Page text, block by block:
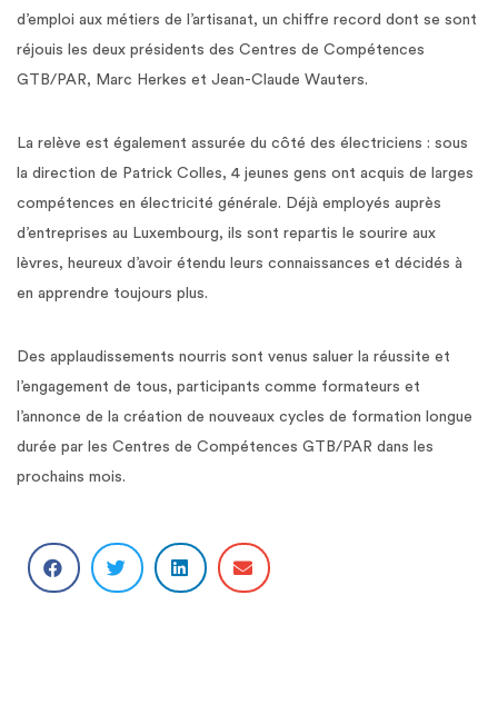
d’emploi aux métiers de l’artisanat, un chiffre record dont se sont
réjouis les deux présidents des Centres de Compétences
GTB/PAR, Marc Herkes et Jean-Claude Wauters.
La relève est également assurée du côté des électriciens : sous
la direction de Patrick Colles, 4 jeunes gens ont acquis de larges
compétences en électricité générale. Déjà employés auprès
d’entreprises au Luxembourg, ils sont repartis le sourire aux
lèvres, heureux d’avoir étendu leurs connaissances et décidés à
en apprendre toujours plus.
Des applaudissements nourris sont venus saluer la réussite et
l’engagement de tous, participants comme formateurs et
l’annonce de la création de nouveaux cycles de formation longue
durée par les Centres de Compétences GTB/PAR dans les
prochains mois.